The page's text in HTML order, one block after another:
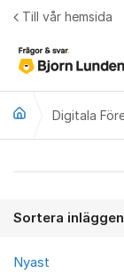
Hoppa till innehåll
Till vår hemsida
Digitala
Sortera inläggen
Nyast